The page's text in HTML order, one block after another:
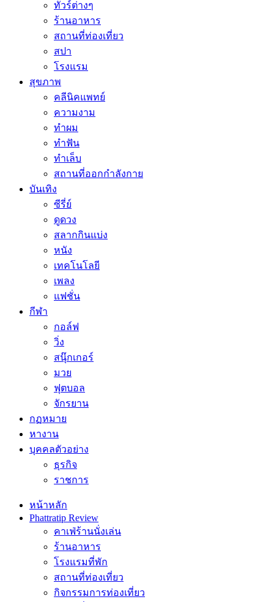
ทัวร์ต่างๆ
ร้านอาหาร
สถานที่ท่องเที่ยว
สปา
โรงแรม
สุขภาพ
คลีนิคแพทย์
ความงาม
ทำผม
ทำฟัน
ทำเล็บ
สถานที่ออกกำลังกาย
บันเทิง
ซีรี่ย์
ดูดวง
สลากกินแบ่ง
หนัง
เทคโนโลยี
เพลง
แฟชั่น
กีฬา
กอล์ฟ
วิ่ง
สนุ๊กเกอร์
มวย
ฟุตบอล
จักรยาน
กฏหมาย
หางาน
บุคคลตัวอย่าง
ธุรกิจ
ราชการ
หน้าหลัก
Phattratip Review
คาเฟ่ร้านนั่งเล่น
ร้านอาหาร
โรงแรมที่พัก
สถานที่ท่องเที่ยว
กิจกรรมการท่องเที่ยว